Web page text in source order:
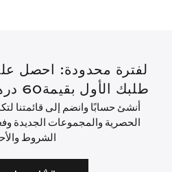
طلبك الأول بقيمة60 درهم إماراتي أو أكثر.
أنشئ حسابًا وانضم إلى قائمتنا
الحصرية والمجموعات الجديدة
الشروط